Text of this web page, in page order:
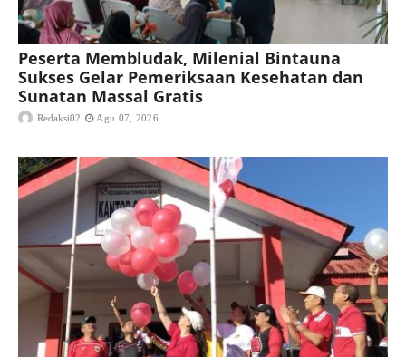
Peserta Membludak, Milenial Bintauna
Sukses Gelar Pemeriksaan Kesehatan dan
Sunatan Massal Gratis
Redaksi02 Agu 07, 2026